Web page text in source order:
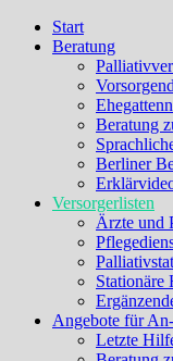
Start
Beratung
Beratung
Berliner
Versorgerlisten
Ärzte und
Stationäre
Angebote für
Letzte